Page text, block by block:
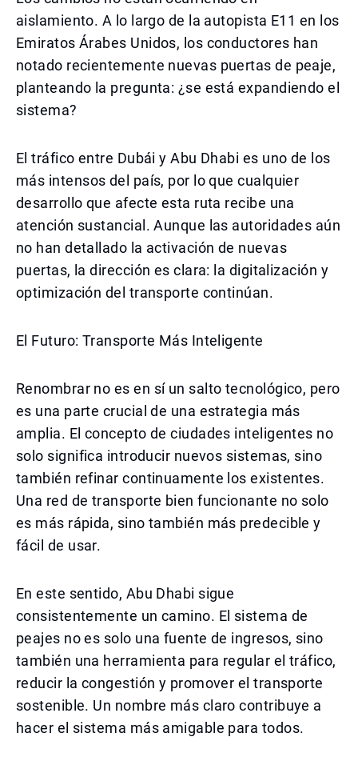
aislamiento. A lo largo de la autopista E11 en los
Emiratos Árabes Unidos, los conductores han
notado recientemente nuevas puertas de peaje,
planteando la pregunta: ¿se está expandiendo el
sistema?
El tráfico entre Dubái y Abu Dhabi es uno de los
más intensos del país, por lo que cualquier
desarrollo que afecte esta ruta recibe una
atención sustancial. Aunque las autoridades aún
no han detallado la activación de nuevas
puertas, la dirección es clara: la digitalización y
optimización del transporte continúan.
El Futuro: Transporte Más Inteligente
Renombrar no es en sí un salto tecnológico, pero
es una parte crucial de una estrategia más
amplia. El concepto de ciudades inteligentes no
solo significa introducir nuevos sistemas, sino
también refinar continuamente los existentes.
Una red de transporte bien funcionante no solo
es más rápida, sino también más predecible y
fácil de usar.
En este sentido, Abu Dhabi sigue
consistentemente un camino. El sistema de
peajes no es solo una fuente de ingresos, sino
también una herramienta para regular el tráfico,
reducir la congestión y promover el transporte
sostenible. Un nombre más claro contribuye a
hacer el sistema más amigable para todos.